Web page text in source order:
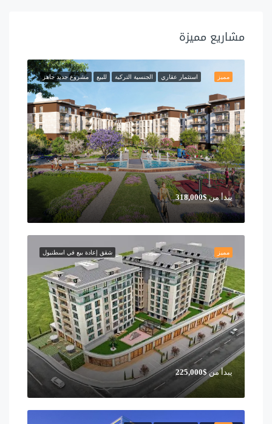
مشاريع مميزة
استثمار عقاري الجنسية التركية للبيع مشروع جديد جاهز مميز
يبدأ من$318,000
شقق إعادة بيع في اسطنبول مميز
يبدأ من$225,000